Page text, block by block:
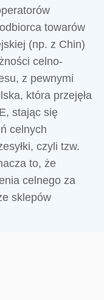
towarów
(np. z Chin)
celno-
z pewnymi
która przejęła
stając się
celnych
czyli tzw.
to, że
celnego za
sklepów